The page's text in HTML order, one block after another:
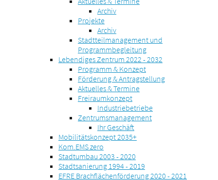
Archiv
Projekte
Archiv
Stadtteilmanagement und
Programmbegleitung
Lebendiges Zentrum 2022 - 2032
Programm & Konzept
Förderung & Antragstellung
Aktuelles & Termine
Freiraumkonzept
Industriebetriebe
Zentrumsmanagement
Ihr Geschäft
Mobilitätskonzept 2035+
Kom.EMS zero
Stadtumbau 2003 - 2020
Stadtsanierung 1994 - 2019
EFRE Brachflächenförderung 2020 - 2021